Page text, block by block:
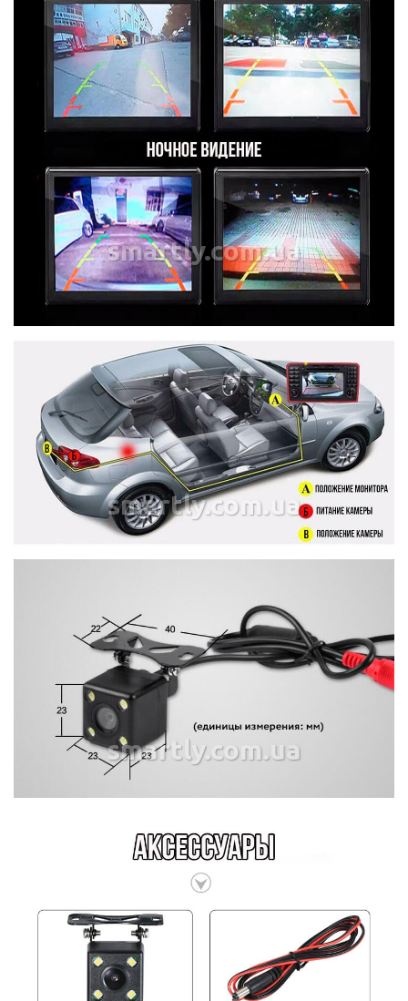
smartly.com.ua
smartly.com.ua
smartly.com.ua